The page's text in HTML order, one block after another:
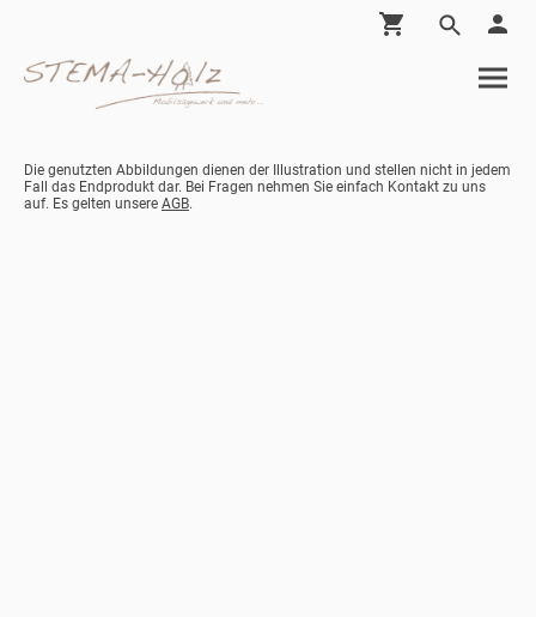
Die genutzten Abbildungen dienen der Illustration und stellen nicht in jedem
Fall das Endprodukt dar. Bei Fragen nehmen Sie einfach Kontakt zu uns
auf. Es gelten unsere AGB.